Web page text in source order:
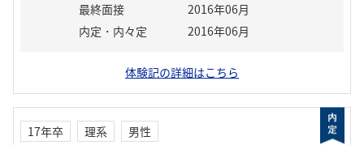
最終面接
2016年06月
内定・内々定
2016年06月
体験記の詳細はこちら
17年卒 理系
男性